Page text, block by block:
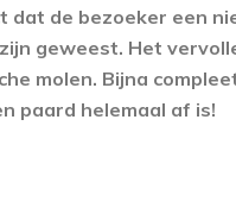
dat de bezoeker een
geweest. Het
molen. Bijna
paard helemaal af is!